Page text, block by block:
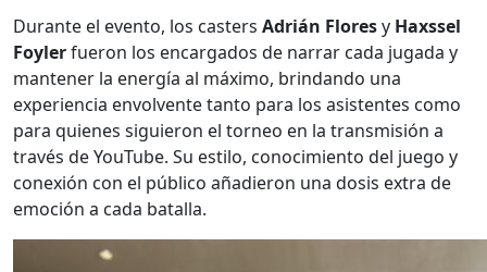
Durante el evento, los casters Adrián Floresy Haxssel
Foylerfueron los encargados de narrar cada jugada y
mantener la energía al máximo, brindando una
experiencia envolvente tanto para los asistentes como
para quienes siguieron el torneo en la transmisión a
través de YouTube. Su estilo, conocimiento del juego y
conexión con el público añadieron una dosis extra de
emoción a cada batalla.